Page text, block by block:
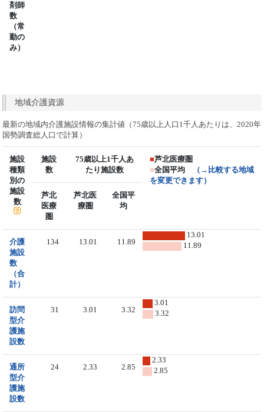
剤師
数
（常
勤の
み）
地域介護資源
最新の地域内介護施設情報の集計値（75歳以上人口1千人あたりは、2020年
国勢調査総人口で計算）
施設
種類
別の
施設
数
施設
数
75歳以上1千人あ
たり施設数
■芦北医療圏
■全国平均
（→比較する地域
を変更できます）
芦北
医療
圏
芦北医
療圏
全国平
均
介護
施設
数
（合
計）
134 13.01 11.89
13.01
11.89
訪問
型介
護施
設数
31 3.01 3.32
3.01
3.32
通所
型介
護施
設数
24 2.33 2.85
2.33
2.85